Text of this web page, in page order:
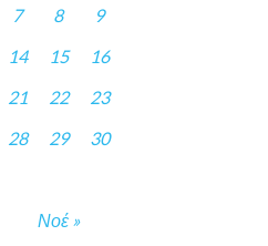
Νοέ »
7 8
9
14 15
16
21 22
23
28 29
30